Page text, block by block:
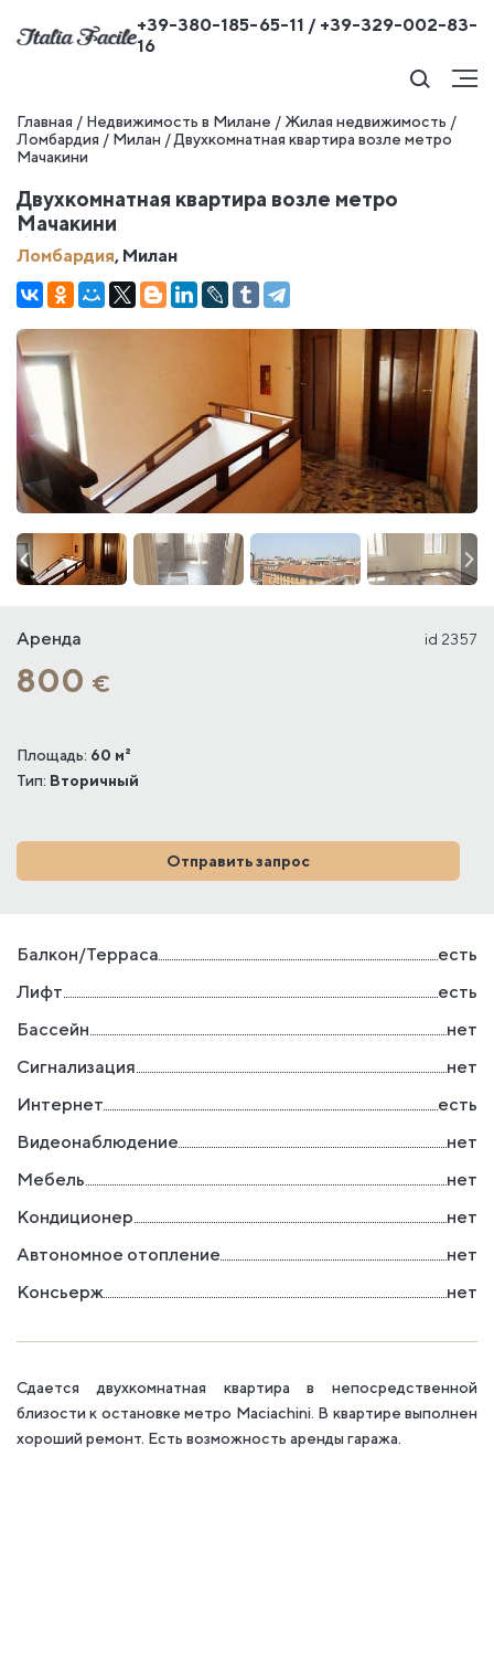
+39-380-185-65-11 / +39-329-002-83-
16
Главная / Недвижимость в Милане / Жилая недвижимость /
Ломбардия / Милан /Двухкомнатная квартира возле метро
Мачакини
Двухкомнатная квартира возле метро
Мачакини
Ломбардия, Милан
Аренда id 2357
800 €
Площадь: 60 м²
Тип: Вторичный
Отправить запрос
Балкон/Терраса
есть
Лифт
есть
Бассейн
нет
Сигнализация
нет
Интернет
есть
Видеонаблюдение
нет
Мебель
нет
Кондиционер
нет
Автономное отопление
нет
Консьерж
нет
Сдается двухкомнатная квартира в непосредственной
близости к остановке метро Maciachini. В квартире выполнен
хороший ремонт. Есть возможность аренды гаража.